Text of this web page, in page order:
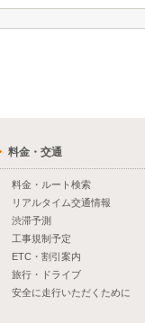
料金・交通
料金・ルート検索
リアルタイム交通情報
渋滞予測
工事規制予定
ETC・割引案内
旅行・ドライブ
安全に走行いただくために